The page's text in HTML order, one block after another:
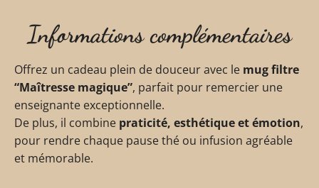
Informations complémentaires
Offrez un cadeau plein de douceur avec le mug filtre
“Maîtresse magique”, parfait pour remercier une
enseignante exceptionnelle.
De plus, il combine praticité, esthétique et émotion,
pour rendre chaque pause thé ou infusion agréable
et mémorable.